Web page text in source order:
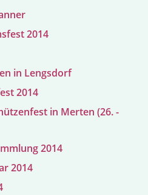
2014
in Lengsdorf
2014
in Merten (26. -
2014
2014